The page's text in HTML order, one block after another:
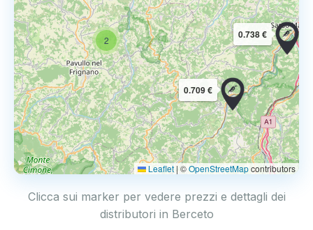
2
0.709 €
0.738 €
Leaflet | ©OpenStreetMapcontributors
Clicca sui marker per vedere prezzi e dettagli dei
distributori in Berceto